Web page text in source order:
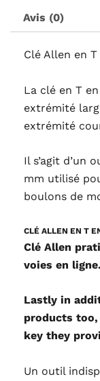
Avis (0)
Clé Allen en
La clé en T
extrémité
extrémité
Il s’agit d’un
mm utilisé
boulons de
CLÉ ALLEN EN T
Clé Allen
voies en ligne.
Lastly in
products
key they
Un outil